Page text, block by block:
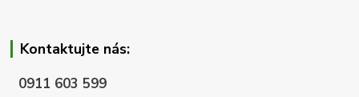
Kontaktujte nás:
0911 603 599